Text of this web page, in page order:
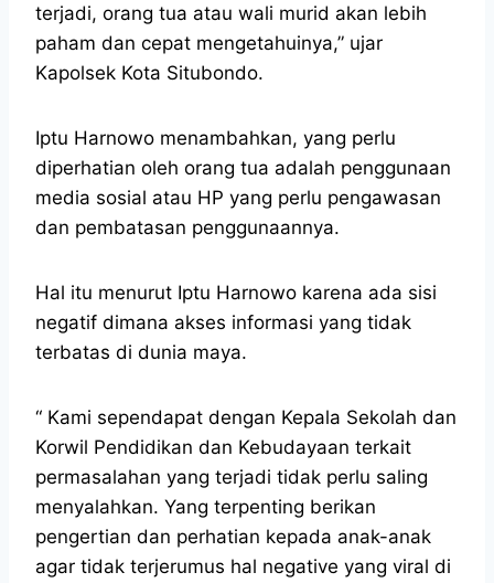
terjadi, orang tua atau wali murid akan lebih
paham dan cepat mengetahuinya,” ujar
Kapolsek Kota Situbondo.
Iptu Harnowo menambahkan, yang perlu
diperhatian oleh orang tua adalah penggunaan
media sosial atau HP yang perlu pengawasan
dan pembatasan penggunaannya.
Hal itu menurut Iptu Harnowo karena ada sisi
negatif dimana akses informasi yang tidak
terbatas di dunia maya.
“ Kami sependapat dengan Kepala Sekolah dan
Korwil Pendidikan dan Kebudayaan terkait
permasalahan yang terjadi tidak perlu saling
menyalahkan. Yang terpenting berikan
pengertian dan perhatian kepada anak-anak
agar tidak terjerumus hal negative yang viral di